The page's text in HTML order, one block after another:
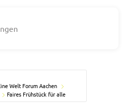
Welt Forum Aachen
Faires Frühstück für alle